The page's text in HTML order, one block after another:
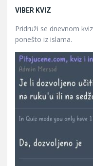
VIBER KVIZ
Pridruži se dnevnom
ponešto iz islama.